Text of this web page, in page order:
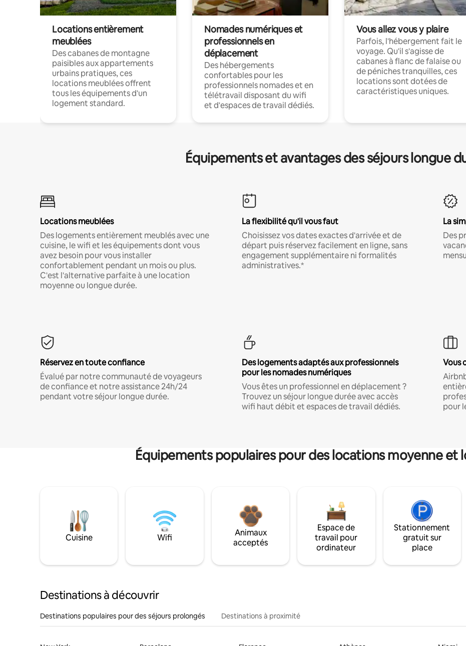
Locations entièrement
meublées
Des cabanes de montagne
paisibles aux appartements
urbains pratiques, ces
locations meublées offrent
tous les équipements d'un
logement standard.
Nomades numériques et
professionnels en
déplacement
Des hébergements
confortables pour les
professionnels nomades et en
télétravail disposant du wifi
et d'espaces de travail dédiés.
Vous allez vous y plaire
Parfois, l'hébergement fait le
voyage. Qu'il s'agisse de
cabanes à flanc de falaise ou
de péniches tranquilles, ces
locations sont dotées de
caractéristiques uniques.
Équipements et avantages des séjours longue
Locations meublées
Des logements entièrement meublés avec une
cuisine, le wifi et les équipements dont vous
avez besoin pour vous installer
confortablement pendant un mois ou plus.
C'est l'alternative parfaite à une location
moyenne ou longue durée.
La flexibilité qu'il vous faut
Choisissez vos dates exactes d'arrivée et de
départ puis réservez facilement en ligne, sans
engagement supplémentaire ni formalités
administratives.*
La
Des
Réservez en toute confiance
Évalué par notre communauté de voyageurs
de confiance et notre assistance 24h/24
pendant votre séjour longue durée.
Des logements adaptés aux professionnels
pour les nomades numériques
Vous êtes un professionnel en déplacement ?
Trouvez un séjour longue durée avec accès
wifi haut débit et espaces de travail dédiés.
Vous
pour
Équipements populaires pour des locations moyenne et
Cuisine Wifi
Animaux
acceptés
Espace de
travail pour
ordinateur
Stationnement
gratuit sur
place
Destinations à découvrir
Destinations populaires pour des séjours prolongés Destinations à proximité